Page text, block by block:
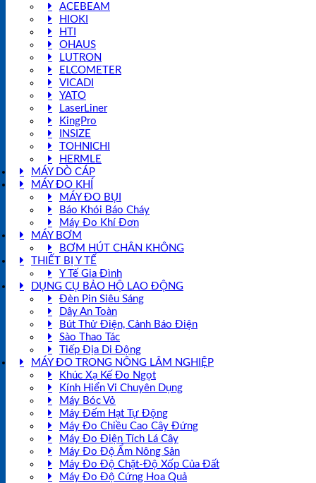
ACEBEAM
HIOKI
HTI
OHAUS
LUTRON
ELCOMETER
VICADI
YATO
LaserLiner
KingPro
INSIZE
TOHNICHI
HERMLE
MÁY DÒ CÁP
MÁY ĐO KHÍ
MÁY ĐO BỤI
Báo Khói Báo Cháy
Máy Đo Khí Đơn
MÁY BƠM
BƠM HÚT CHÂN KHÔNG
THIẾT BỊ Y TẾ
Y Tế Gia Đình
DỤNG CỤ BẢO HỘ LAO ĐỘNG
Đèn Pin Siêu Sáng
Dây An Toàn
Bút Thử Điện, Cảnh Báo Điện
Sào Thao Tác
Tiếp Địa Di Động
MÁY ĐO TRONG NÔNG LÂM NGHIỆP
Khúc Xạ Kế Đo Ngọt
Kính Hiển Vi Chuyên Dụng
Máy Bóc Vỏ
Máy Đếm Hạt Tự Động
Máy Đo Chiều Cao Cây Đứng
Máy Đo Điện Tích Lá Cây
Máy Đo Độ Ẩm Nông Sản
Máy Đo Độ Chặt-Độ Xốp Của Đất
Máy Đo Độ Cứng Hoa Quả